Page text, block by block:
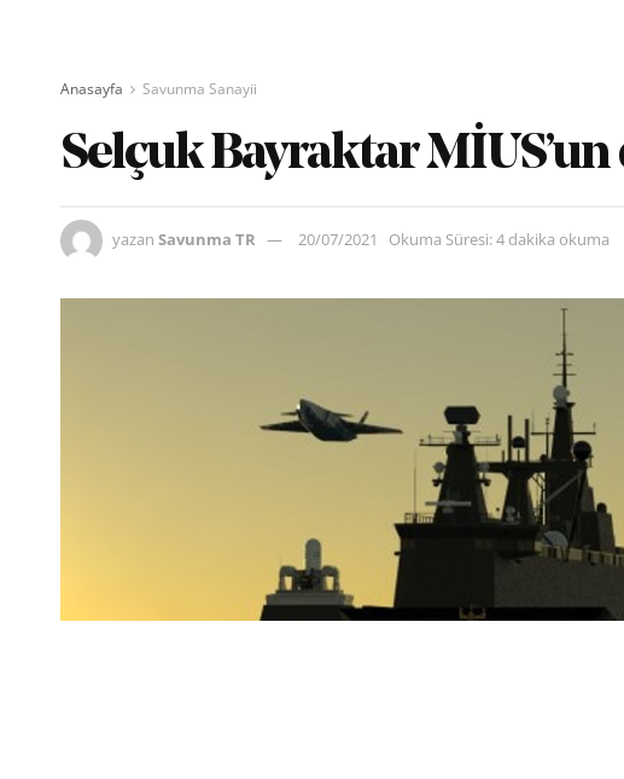
Anasayfa Savunma Sanayii
Selçuk Bayraktar MİUS’un
yazan Savunma TR 20/07/2021 Okuma Süresi: 4 dakika okuma